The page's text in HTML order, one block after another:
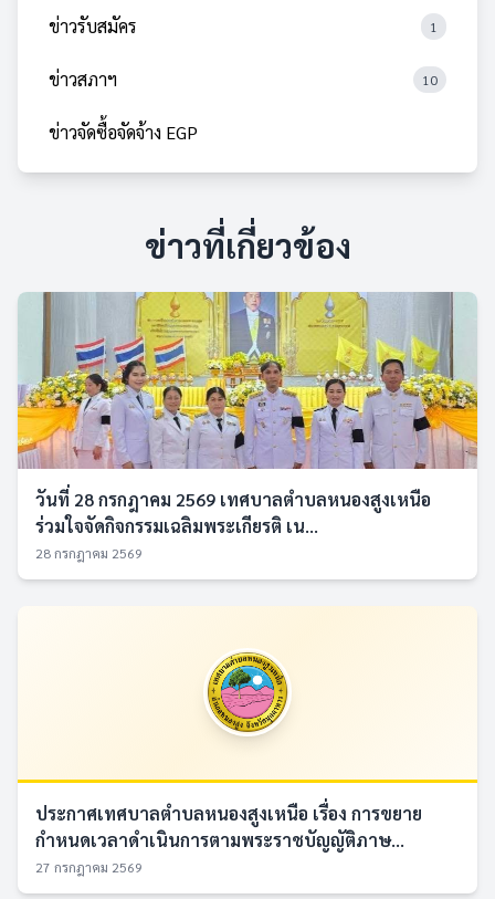
ข่าวรับสมัคร 1
ข่าวสภาฯ 10
ข่าวจัดซื้อจัดจ้าง EGP
ข่าวที่เกี่ยวข้อง
วันที่ 28 กรกฎาคม 2569 เทศบาลตำบลหนองสูงเหนือ
ร่วมใจจัดกิจกรรมเฉลิมพระเกียรติ เน...
28 กรกฎาคม 2569
ประกาศเทศบาลตำบลหนองสูงเหนือ เรื่อง การขยาย
กำหนดเวลาดำเนินการตามพระราชบัญญัติภาษ...
27 กรกฎาคม 2569